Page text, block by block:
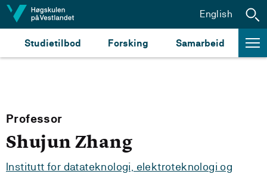
Hopp til innhald
Studietilbod Forsking Samarbeid
English
Professor
Shujun Zhang
Institutt for datateknologi, elektroteknologi og